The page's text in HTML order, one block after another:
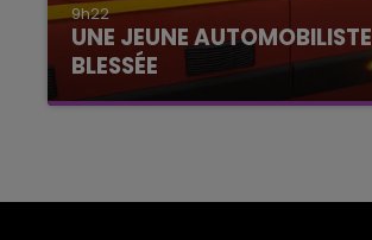
9h22
UNE JEUNE
BLESSÉE
Une automobiliste s'est